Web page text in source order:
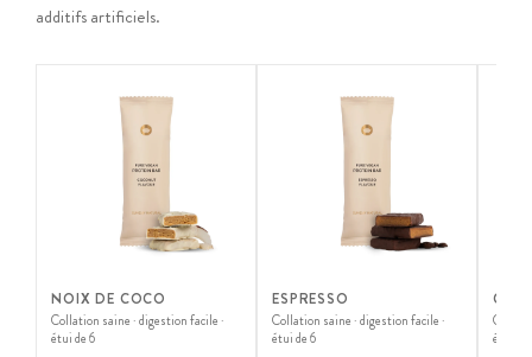
additifs artificiels.
NOIX DE COCO
Collation saine · digestion facile ·
étui de 6
ESPRESSO
Collation saine · digestion facile ·
étui de 6
étui de